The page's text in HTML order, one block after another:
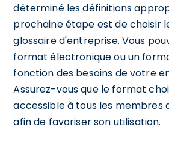
déterminé les définitions
prochaine étape est de choisir
glossaire d'entreprise. Vous
format électronique ou un
fonction des besoins de votre
Assurez-vous que le format
accessible à tous les membres
afin de favoriser son utilisation.